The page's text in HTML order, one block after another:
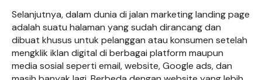
Selanjutnya, dalam dunia di jalan marketing landing page
adalah suatu halaman yang sudah dirancang dan
dibuat khusus untuk pelanggan atau konsumen setelah
mengklik iklan digital di berbagai platform maupun
media sosial seperti email, website, Google ads, dan